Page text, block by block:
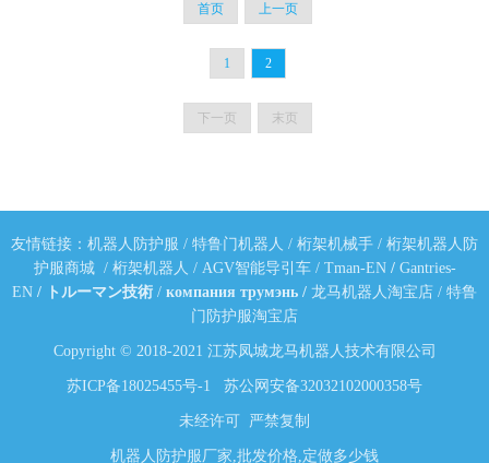
首页 上一页
1 2
下一页 末页
友情链接： 机器人防护服 / 特鲁门机器人 / 桁架机械手 / 桁架机器人防
护服商城/ 桁架机器人 / AGV智能导引车/ Tman-EN/ Gantries-
EN / トルーマン技術 / компания трумэнь / 龙马机器人淘宝店 / 特鲁
门防护服淘宝店
Copyright © 2018-2021 江苏凤城龙马机器人技术有限公司
苏ICP备18025455号-1 苏公网安备32032102000358号
未经许可 严禁复制
机器人防护服厂家,批发价格,定做多少钱